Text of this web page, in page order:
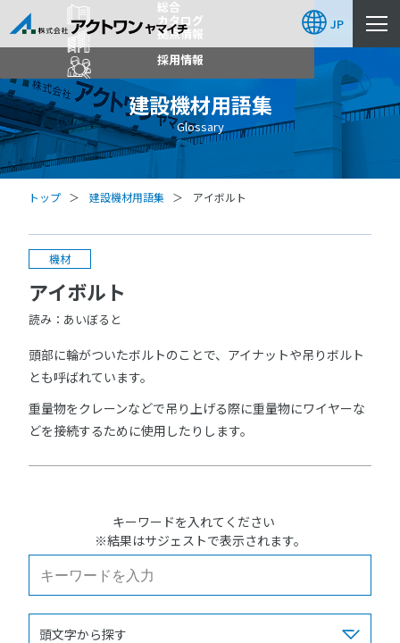
総合
カタログ
拠点情報
採用情報
JP
建設機材用語集
Glossary
トップ 建設機材用語集 アイボルト
機材
アイボルト
読み：あいぼると
頭部に輪がついたボルトのことで、アイナットや吊りボルト
とも呼ばれています。
重量物をクレーンなどで吊り上げる際に重量物にワイヤーな
どを接続するために使用したりします。
キーワードを入れてください
※結果はサジェストで表示されます。